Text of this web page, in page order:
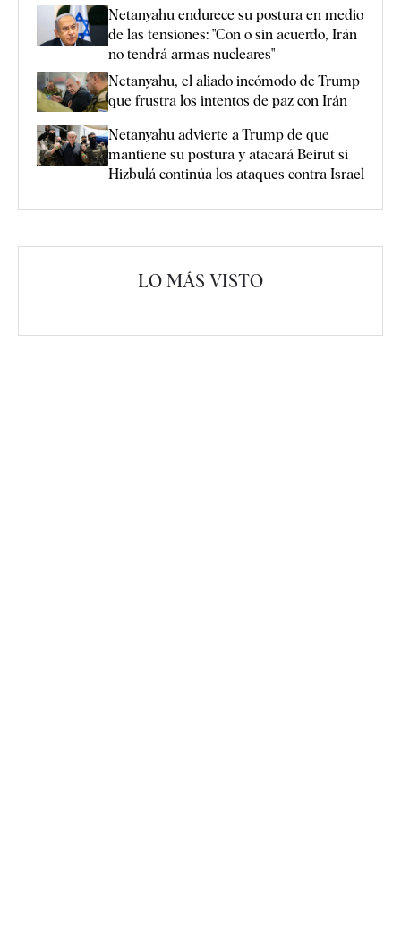
Netanyahu endurece su postura en medio
de las tensiones: "Con o sin acuerdo, Irán
no tendrá armas nucleares"
Netanyahu, el aliado incómodo de Trump
que frustra los intentos de paz con Irán
Netanyahu advierte a Trump de que
mantiene su postura y atacará Beirut si
Hizbulá continúa los ataques contra Israel
LO MÁS VISTO